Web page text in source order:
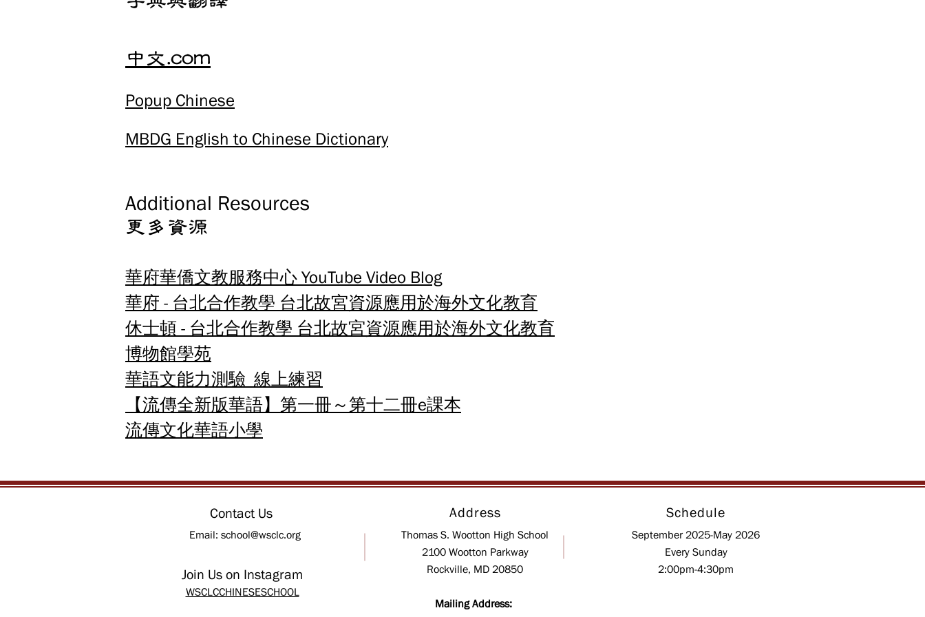
中文.com
Popup Chinese
MBDG English to Chinese Dictionary
Additional Resources
更多資源
華府華僑文教服務中心 YouTube Video Blog
華府 - 台北合作教學 台北故宮資源應用於海外文化教育
休士頓 - 台北合作教學 台北故宮資源應用於海外文化教育
博物館學苑
華語文能力測驗 線上練習
【流傳全新版華語】第一冊～第十二冊e課本
流傳文化華語小學
Contact Us
Email: school@wsclc.org
Join Us on Instagram
WSCLCCHINESESCHOOL
Address
Thomas S. Wootton High School
2100 Wootton Parkway
Rockville, MD 20850
Mailing Address:
Schedule
September 2025-May 2026
Every Sunday
2:00pm-4:30pm